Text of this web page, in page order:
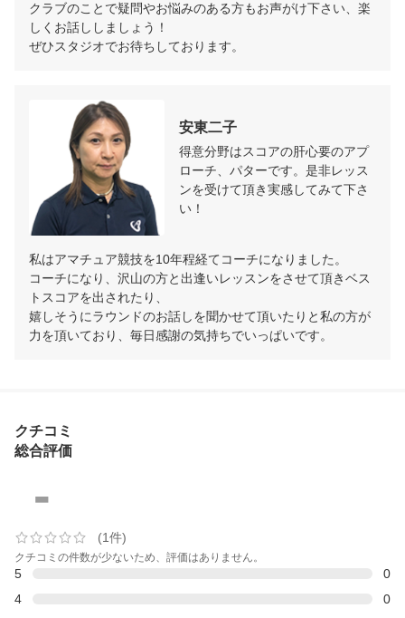
クラブのことで疑問やお悩みのある方もお声がけ下さい、楽
しくお話ししましょう！
ぜひスタジオでお待ちしております。​
安東二子
得意分野はスコアの肝心要のアプ
ローチ、パターです。是非レッス
ンを受けて頂き実感してみて下さ
い！​
私はアマチュア競技を10年程経てコーチになりました。
コーチになり、沢山の方と出逢いレッスンをさせて頂きベス
トスコアを出されたり、
嬉しそうにラウンドのお話しを聞かせて頂いたりと私の方が
力を頂いており、毎日感謝の気持ちでいっぱいです。
クチコミ
総合評価
-
(1件)
クチコミの件数が少ないため、評価はありません。
5
0
4
0